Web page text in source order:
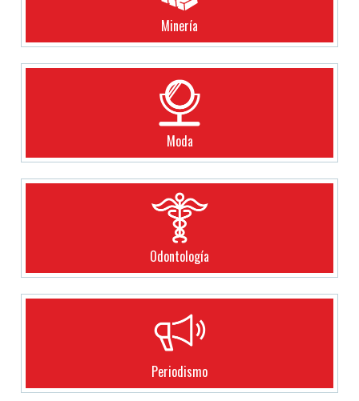
Minería
Moda
Odontología
Periodismo